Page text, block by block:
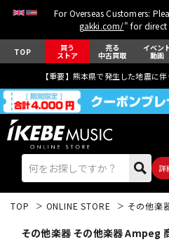
For Overseas Customers:
gakki.com/" for
TOP 買う
ストア
売る
中古買取
イベン
動画
【重要】熊本県で発生した地震に
詳
TOP ONLINE STORE その他楽
その他楽器 その他楽器 Ampeg